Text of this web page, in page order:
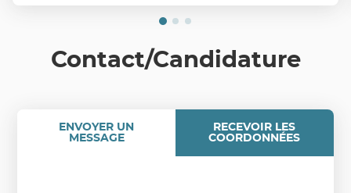
Contact/Candidature
ENVOYER UN
MESSAGE
RECEVOIR LES
COORDONNÉES